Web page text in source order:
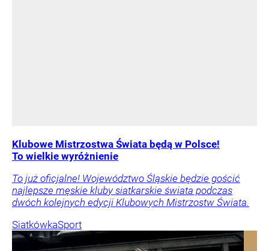
Klubowe Mistrzostwa Świata będą w Polsce!
To wielkie wyróżnienie
To już oficjalne! Województwo Śląskie będzie gościć
najlepsze męskie kluby siatkarskie świata podczas
dwóch kolejnych edycji Klubowych Mistrzostw Świata.
SiatkówkaSport